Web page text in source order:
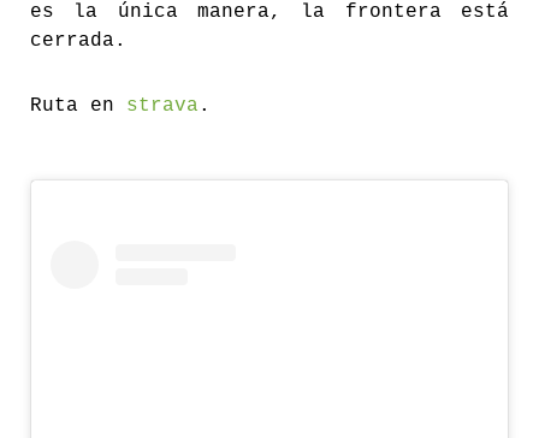
es la única manera, la frontera está
cerrada.
Ruta en strava .